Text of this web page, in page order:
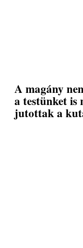
A magány
a testünket is
jutottak a